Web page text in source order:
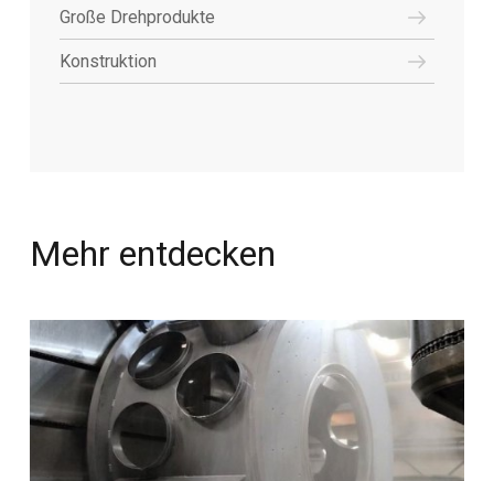
Große Drehprodukte
Konstruktion
Mehr entdecken